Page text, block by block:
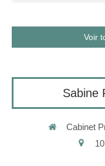
Voir
Sabine
Cabinet